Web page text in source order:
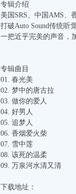
专辑介绍
美国SRS、中国AMS、
打破Auto Sound传统听
一把近乎完美的声音，
专辑曲目
01. 春光美
02. 梦中的唐古拉
03. 做你的爱人
04. 好男人
05. 追梦人
06. 香烟爱火柴
07. 雪中莲
08. 该死的温柔
09. 万泉河水清又清
下载地址：